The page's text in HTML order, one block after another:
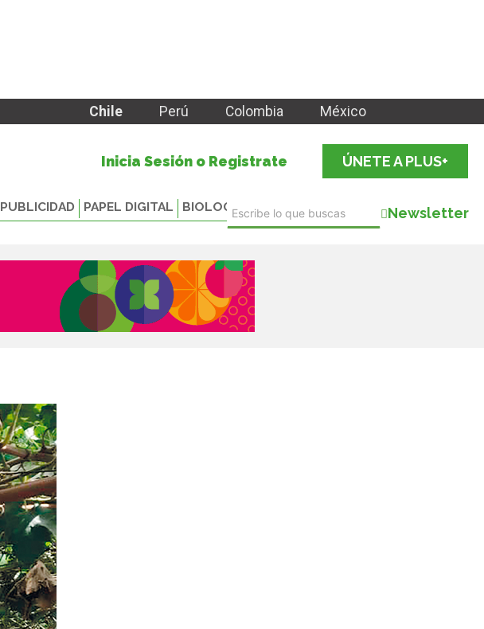
Chile Perú Colombia México
Inicia Sesión o Registrate ÚNETE A PLUS+
PUBLICIDAD PAPEL DIGITAL BIOLOGICALS Newsletter